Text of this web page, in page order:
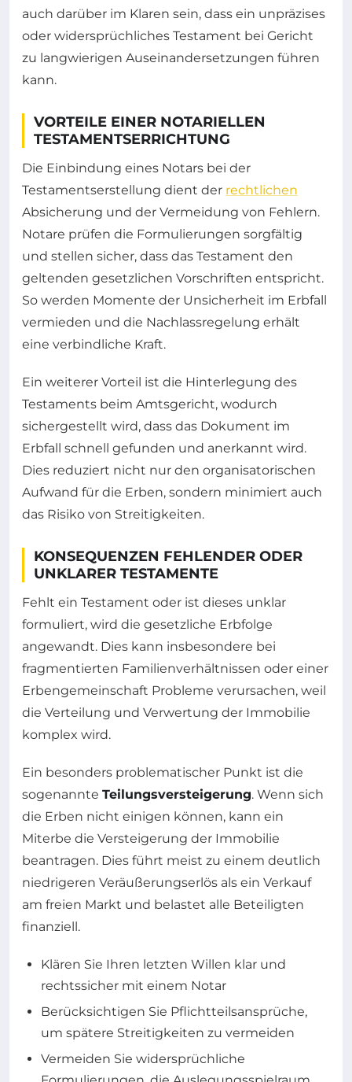
auch darüber im Klaren sein, dass ein unpräzises
oder widersprüchliches Testament bei Gericht
zu langwierigen Auseinandersetzungen führen
kann.
VORTEILE EINER NOTARIELLEN
TESTAMENTSERRICHTUNG
Die Einbindung eines Notars bei der
Testamentserstellung dient der rechtlichen
Absicherung und der Vermeidung von Fehlern.
Notare prüfen die Formulierungen sorgfältig
und stellen sicher, dass das Testament den
geltenden gesetzlichen Vorschriften entspricht.
So werden Momente der Unsicherheit im Erbfall
vermieden und die Nachlassregelung erhält
eine verbindliche Kraft.
Ein weiterer Vorteil ist die Hinterlegung des
Testaments beim Amtsgericht, wodurch
sichergestellt wird, dass das Dokument im
Erbfall schnell gefunden und anerkannt wird.
Dies reduziert nicht nur den organisatorischen
Aufwand für die Erben, sondern minimiert auch
das Risiko von Streitigkeiten.
KONSEQUENZEN FEHLENDER ODER
UNKLARER TESTAMENTE
Fehlt ein Testament oder ist dieses unklar
formuliert, wird die gesetzliche Erbfolge
angewandt. Dies kann insbesondere bei
fragmentierten Familienverhältnissen oder einer
Erbengemeinschaft Probleme verursachen, weil
die Verteilung und Verwertung der Immobilie
komplex wird.
Ein besonders problematischer Punkt ist die
sogenannte Teilungsversteigerung. Wenn sich
die Erben nicht einigen können, kann ein
Miterbe die Versteigerung der Immobilie
beantragen. Dies führt meist zu einem deutlich
niedrigeren Veräußerungserlös als ein Verkauf
am freien Markt und belastet alle Beteiligten
finanziell.
Klären Sie Ihren letzten Willen klar und
rechtssicher mit einem Notar
Berücksichtigen Sie Pflichtteilsansprüche,
um spätere Streitigkeiten zu vermeiden
Vermeiden Sie widersprüchliche